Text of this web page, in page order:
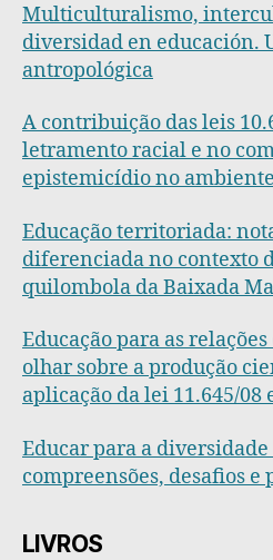
Multiculturalismo,
diversidad en educación.
antropológica
A contribuição das leis
letramento racial e no
epistemicídio no
Educação territoriada:
diferenciada no contexto
quilombola da Baixada
Educação para as
olhar sobre a produção
aplicação da lei 11.645/08
Educar para a
compreensões, desafios e
LIVROS